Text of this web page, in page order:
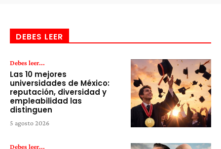
DEBES LEER
Debes leer...
Las 10 mejores
universidades de México:
reputación, diversidad y
empleabilidad las
distinguen
5 agosto 2026
Debes leer...